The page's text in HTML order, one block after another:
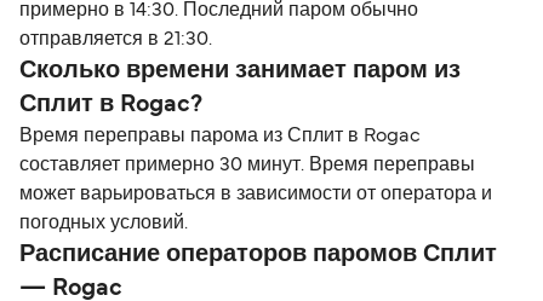
примерно в 14:30. Последний паром обычно
отправляется в 21:30.
Сколько времени занимает паром из
Сплит в Rogac?
Время переправы парома из Сплит в Rogac
составляет примерно 30 минут. Время переправы
может варьироваться в зависимости от оператора и
погодных условий.
Расписание операторов паромов Сплит
— Rogac